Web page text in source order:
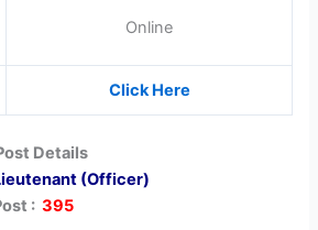
Online
Click Here
Details
(Officer)
: 395